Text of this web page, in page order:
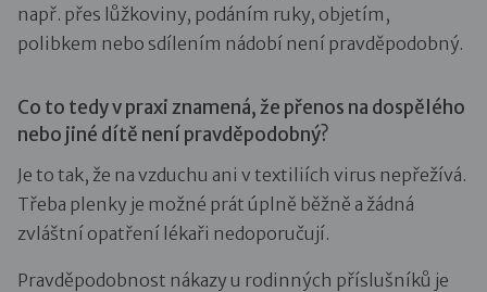
např. přes lůžkoviny, podáním ruky, objetím,
polibkem nebo sdílením nádobí není pravděpodobný.
Co to tedy v praxi znamená, že přenos na dospělého
nebo jiné dítě není pravděpodobný?
Je to tak, že na vzduchu ani v textiliích virus nepřežívá.
Třeba plenky je možné prát úplně běžně a žádná
zvláštní opatření lékaři nedoporučují.
Pravděpodobnost nákazy u rodinných příslušníků je